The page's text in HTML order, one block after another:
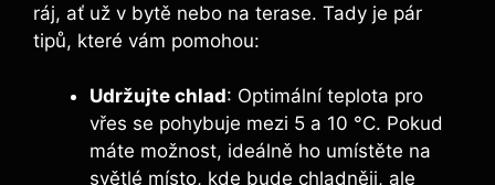
ráj, ať už v bytě nebo na terase. Tady je pár
tipů, které vám pomohou:
Udržujte chlad: Optimální teplota pro
vřes se pohybuje mezi 5 a 10 °C. Pokud
máte možnost, ideálně ho umístěte na
světlé místo, kde bude chladněji, ale